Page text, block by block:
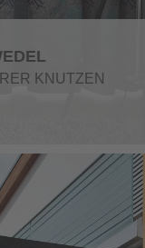
KNUTZEN